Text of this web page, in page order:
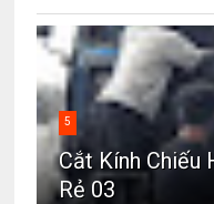
5
Cắt Kính Chiếu
Rẻ 03